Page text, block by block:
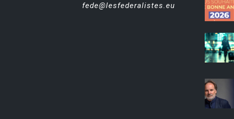
fede@lesfederalistes.eu